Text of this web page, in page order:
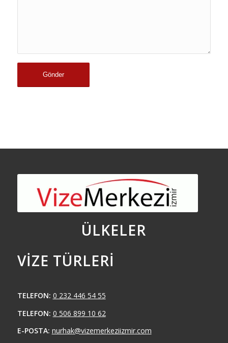
ÜLKELER
VIZE TÜRLERI
TELEFON: 0 232 446 54 55
TELEFON: 0 506 899 10 62
E-POSTA: nurhak@vizemerkeziizmir.com